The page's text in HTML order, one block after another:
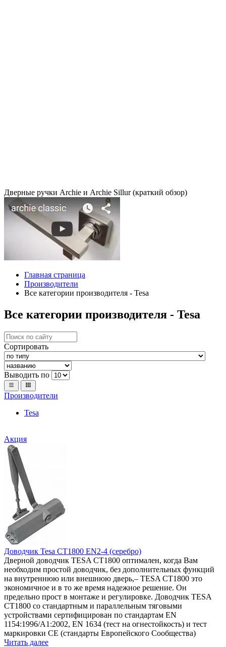
Дверные ручки Archie и Archie Sillur (краткий обзор)
Главная страница
Производители
Все категории производителя - Tesa
Все категории производителя - Tesa
Сортировать
Выводить по
Производители
Tesa
Акция
Доводчик Tesa CT1800 EN2-4 (серебро)
Дверной доводчик TESA СТ1800 оптимален, когда Вам
необходим простой доводчик, без дополнительных функций
на внутреннюю или внешнюю дверь,– TESA СТ1800 это
экономичное и в то же время надежное решение. Он
предельно прост в монтаже и регулировке. Доводчик TESA
СТ1800 со стандартным и параллельным тяговыми
устройствами сертифицирован по стандартам EN
1154:1996/A1:2002, EN 1634 (тест на огнестойкость) и тест
маркировки CE (стандарты Европейского Сообщества)
Читать далее